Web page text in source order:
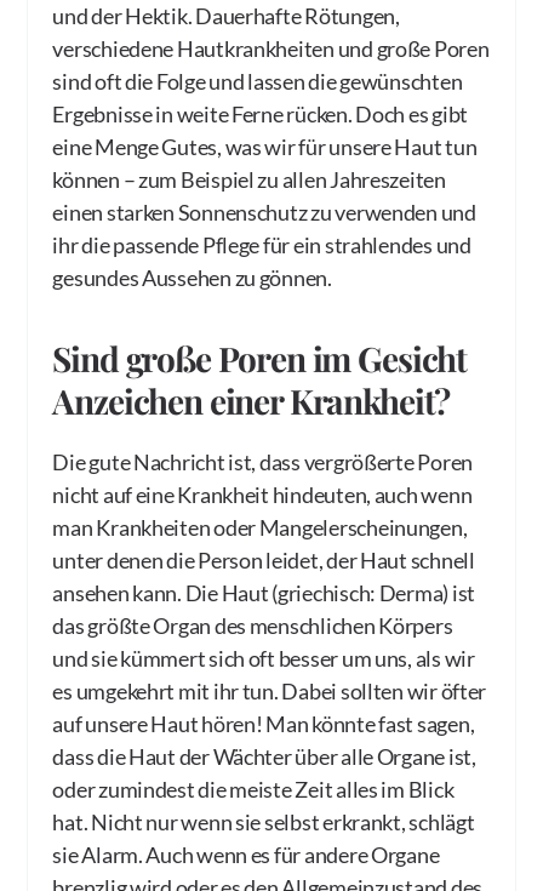
und der Hektik. Dauerhafte Rötungen,
verschiedene Hautkrankheiten und große Poren
sind oft die Folge und lassen die gewünschten
Ergebnisse in weite Ferne rücken. Doch es gibt
eine Menge Gutes, was wir für unsere Haut tun
können – zum Beispiel zu allen Jahreszeiten
einen starken Sonnenschutz zu verwenden und
ihr die passende Pflege für ein strahlendes und
gesundes Aussehen zu gönnen.
Sind große Poren im Gesicht
Anzeichen einer Krankheit?
Die gute Nachricht ist, dass vergrößerte Poren
nicht auf eine Krankheit hindeuten, auch wenn
man Krankheiten oder Mangelerscheinungen,
unter denen die Person leidet, der Haut schnell
ansehen kann. Die Haut (griechisch: Derma) ist
das größte Organ des menschlichen Körpers
und sie kümmert sich oft besser um uns, als wir
es umgekehrt mit ihr tun. Dabei sollten wir öfter
auf unsere Haut hören! Man könnte fast sagen,
dass die Haut der Wächter über alle Organe ist,
oder zumindest die meiste Zeit alles im Blick
hat. Nicht nur wenn sie selbst erkrankt, schlägt
sie Alarm. Auch wenn es für andere Organe